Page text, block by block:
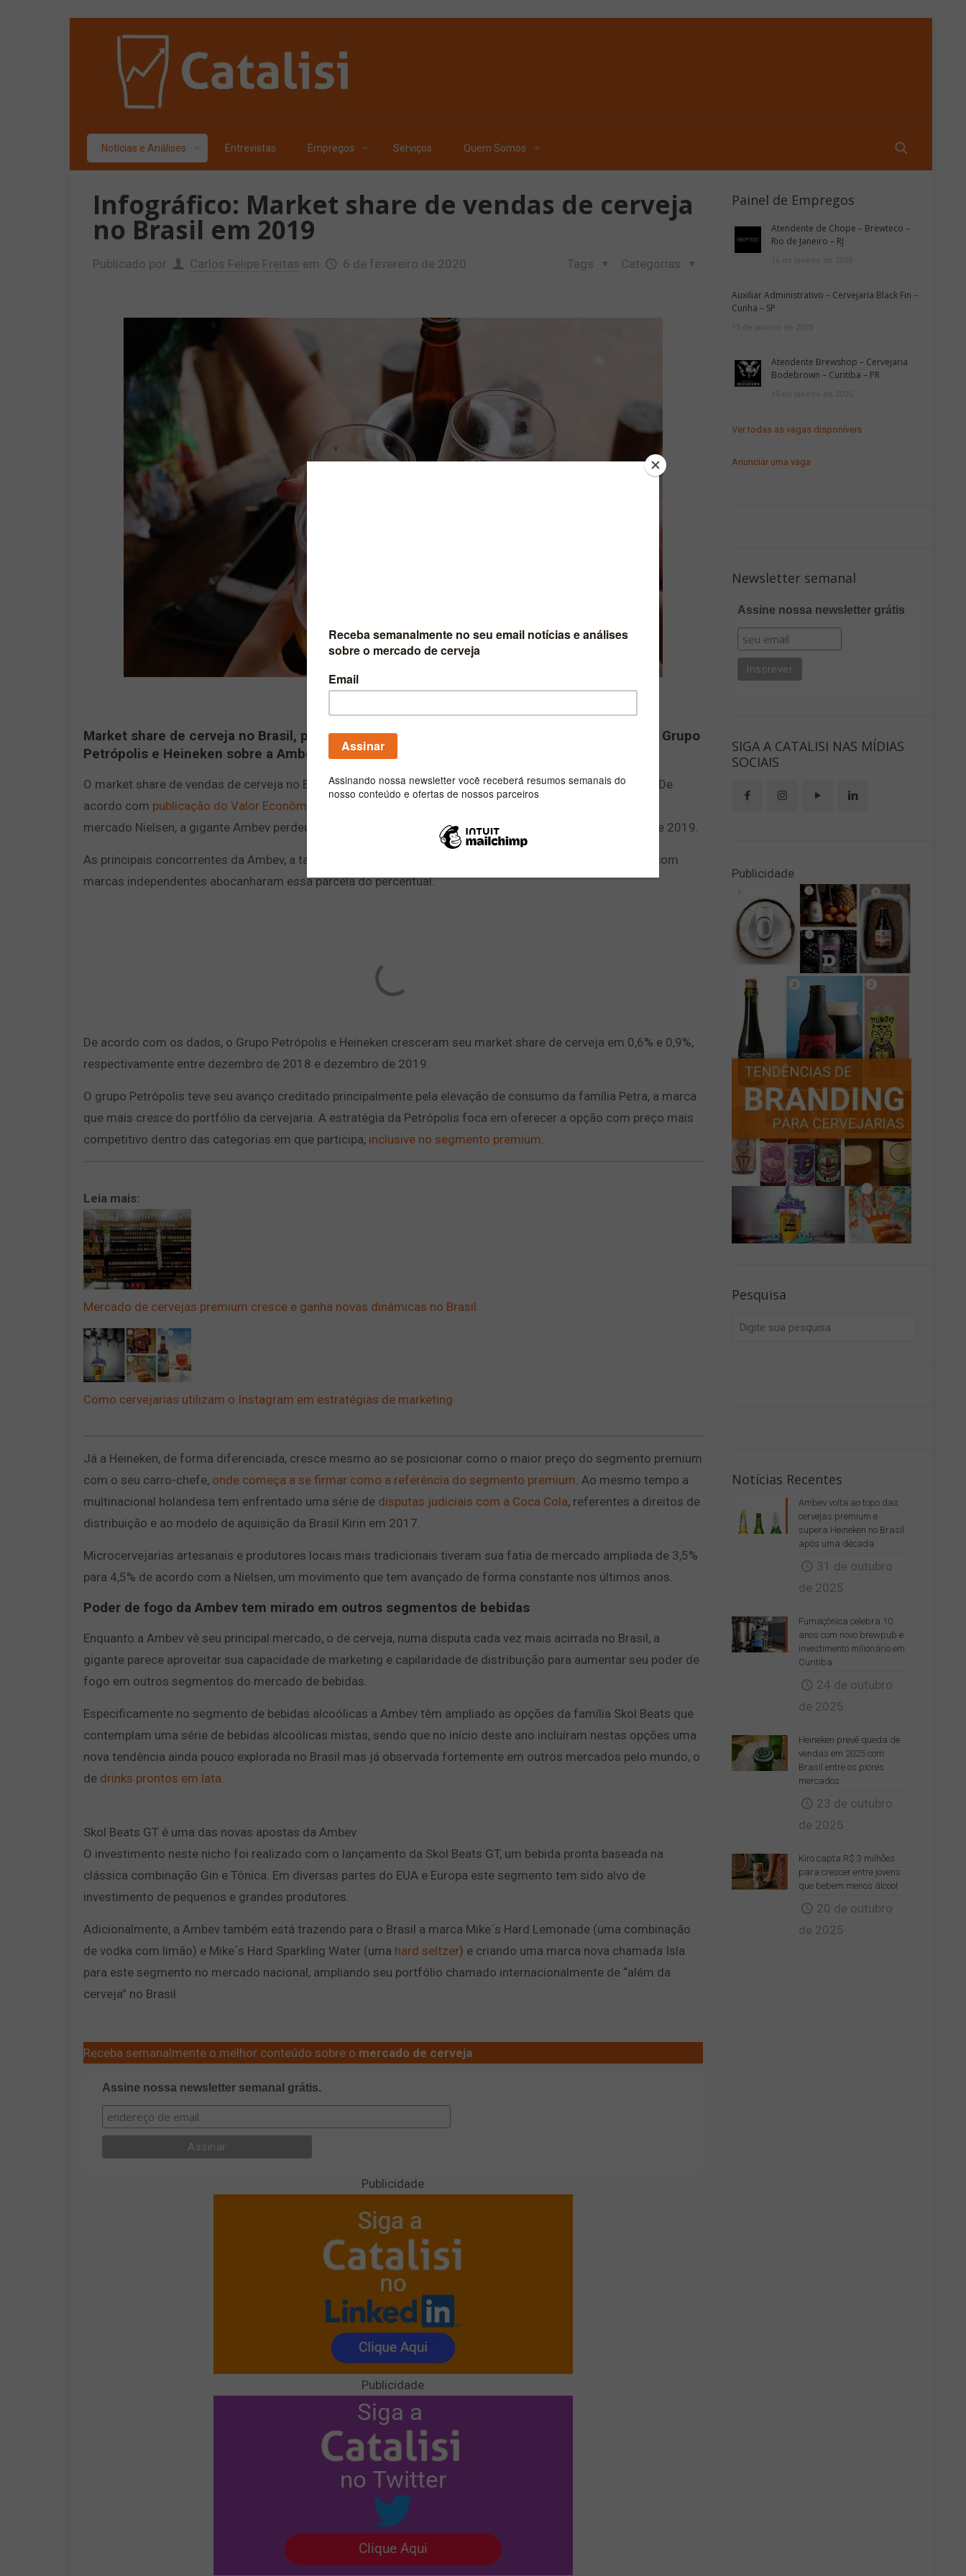
Notícias e Análises Entrevistas Empregos Serviços Quem Somos
Infográfico: Market share de vendas de cerveja
no Brasil em 2019
Publicado por Carlos Felipe Freitas em 6 de fevereiro de 2020 Categorias
Tags
Market share de cerveja no Brasil, publicados pelo Valor Econômico, mostram ascensão do Grupo
Petrópolis e Heineken sobre a Ambev no mercado brasileiro
O market share de vendas de cerveja no Brasil tem se movido de forma gradual e contante recentemente. De
acordo com publicação do Valor Econômico
mercado Nielsen, a gigante Ambev perdeu 2,3% de sua parcela no mercado de cerveja no Brasil ao longo de 2019.
As principais concorrentes da Ambev, a também multinacional Heineken e o Grupo Petrópolis, juntamente com
marcas independentes abocanharam essa parcela do percentual.
De acordo com os dados, o Grupo Petrópolis e Heineken cresceram seu market share de cerveja em 0,6% e 0,9%,
respectivamente entre dezembro de 2018 e dezembro de 2019.
O grupo Petrópolis teve seu avanço creditado principalmente pela elevação de consumo da família Petra, a marca
que mais cresce do portfólio da cervejaria. A estratégia da Petrópolis foca em oferecer a opção com preço mais
competitivo dentro das categorias em que participa, inclusive no segmento premium.
Leia mais:
Mercado de cervejas premium cresce e ganha novas dinâmicas no Brasil
Como cervejarias utilizam o Instagram em estratégias de marketing
Já a Heineken, de forma diferenciada, cresce mesmo ao se posicionar como o maior preço do segmento premium
com o seu carro-chefe, onde começa a se firmar como a referência do segmento premium. Ao mesmo tempo a
multinacional holandesa tem enfrentado uma série de disputas judiciais com a Coca Cola, referentes a direitos de
distribuição e ao modelo de aquisição da Brasil Kirin em 2017.
Microcervejarias artesanais e produtores locais mais tradicionais tiveram sua fatia de mercado ampliada de 3,5%
para 4,5% de acordo com a Nielsen, um movimento que tem avançado de forma constante nos últimos anos.
Poder de fogo da Ambev tem mirado em outros segmentos de bebidas
Enquanto a Ambev vê seu principal mercado, o de cerveja, numa disputa cada vez mais acirrada no Brasil, a
gigante parece aproveitar sua capacidade de marketing e capilaridade de distribuição para aumentar seu poder de
fogo em outros segmentos do mercado de bebidas.
Especificamente no segmento de bebidas alcoólicas a Ambev têm ampliado as opções da família Skol Beats que
contemplam uma série de bebidas alcoólicas mistas, sendo que no início deste ano incluíram nestas opções uma
nova tendência ainda pouco explorada no Brasil mas já observada fortemente em outros mercados pelo mundo, o
de drinks prontos em lata.
Skol Beats GT é uma das novas apostas da Ambev
O investimento neste nicho foi realizado com o lançamento da Skol Beats GT, um bebida pronta baseada na
clássica combinação Gin e Tônica. Em diversas partes do EUA e Europa este segmento tem sido alvo de
investimento de pequenos e grandes produtores.
Adicionalmente, a Ambev também está trazendo para o Brasil a marca Mike´s Hard Lemonade (uma combinação
de vodka com limão) e Mike´s Hard Sparkling Water (uma hard seltzer) e criando uma marca nova chamada Isla
para este segmento no mercado nacional, ampliando seu portfólio chamado internacionalmente de “além da
cerveja” no Brasil
Receba semanalmente o melhor conteúdo sobre o mercado de cerveja
Assine nossa newsletter semanal grátis.
Publicidade
Publicidade
Painel de Empregos
Atendente de Chope – Brewteco –
Rio de Janeiro – RJ
Auxiliar Administrativo – Cervejaria Black Fin –
Cunha – SP
Atendente Brewshop – Cervejaria
Bodebrown – Curitiba – PR
Ver todas as vagas disponíveis
Anunciar uma vaga
Newsletter semanal
Assine nossa newsletter grátis
SIGA A CATALISI NAS MÍDIAS
SOCIAIS
Publicidade
Pesquisa
Notícias Recentes
Ambev volta ao topo das
cervejas premium e
supera Heineken no Brasil
após uma década
31 de outubro
de 2025
Fumaçônica celebra 10
anos com novo brewpub e
investimento milionário em
Curitiba
24 de outubro
de 2025
Heineken prevê queda de
vendas em 2025 com
Brasil entre os piores
mercados
23 de outubro
de 2025
Kiro capta R$ 3 milhões
para crescer entre jovens
que bebem menos álcool
20 de outubro
de 2025